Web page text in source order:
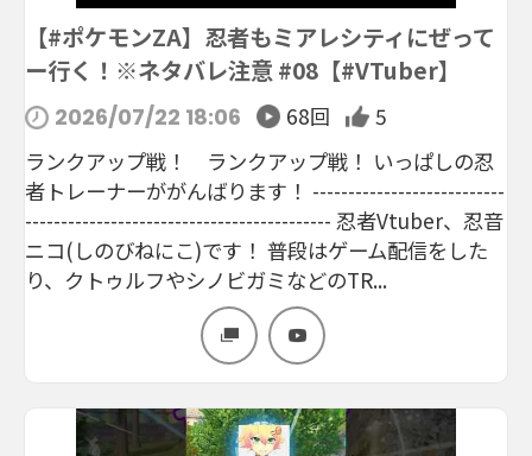
【#ポケモンZA】忍者もミアレシティにぜって
ー行く！※ネタバレ注意 #08【#VTuber】
2026/07/22 18:06 68回
5
ランクアップ戦！ ランクアップ戦！ いっぱしの忍
者トレーナーががんばります！ ---------------------------
------------------------------------------- 忍者Vtuber、忍音
ニコ(しのびねにこ)です！ 普段はゲーム配信をした
り、クトゥルフやシノビガミなどのTR...